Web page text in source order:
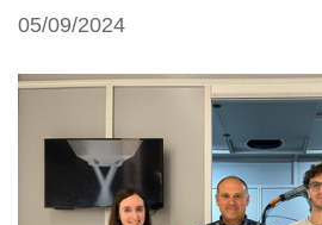
05/09/2024